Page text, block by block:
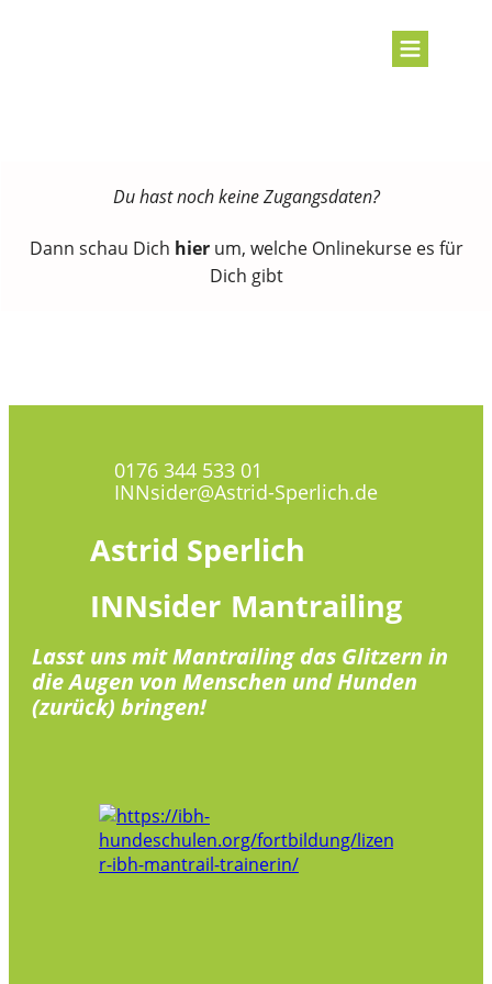
Du hast noch keine Zugangsdaten?
Dann schau Dich hierum, welche Onlinekurse es für
Dich gibt
0176 344 533 01
INNsider@Astrid-Sperlich.de
Astrid Sperlich
INNsider Mantrailing
Lasst uns mit Mantrailing das Glitzern in
die Augen von Menschen und Hunden
(zurück) bringen!